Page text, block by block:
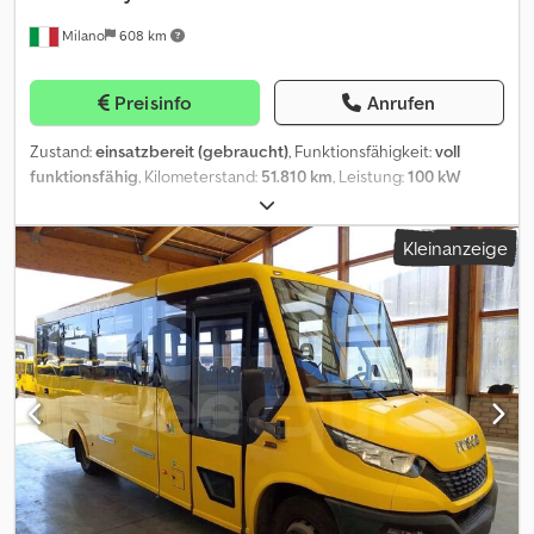
Milano 608 km
Preisinfo Anrufen
Zustand:einsatzbereit (gebraucht), Funktionsfähigkeit:voll
funktionsfähig , Kilometerstand: 51.810 km , Leistung:100 kW
07/2019
Sitzplätze:16, Getriebetyp:mechanisch, Achsen-Konfiguration:2
Achsen, Emissionsklasse:Euro6, Reifengröße: 195/75 R16C,
Gesamtlänge:6.050 mm, Gesamtbreite:2.020 mm, Gesamthöhe:
3.000 mm, Ausstattung:ABS, Behindertengerecht,
Traktionskontrolle, Schulbus - Iveco Daily Technische Daten: -
Erstzulassung: 2019 Dodpfx Asztl D Eshzjkr - km: 51.810 - Sitzplätze:
19 - Euro: Euro 6 - Kraftstoff: Erdgas - Getriebe: Schaltgetriebe -
Leistung: 100 kW (136 CV/HP) - Länge: 6.05 m - Achsen: 2 - Motor:
Iveco F1CFA401A*E Ausstattung: - ABS - ASR - Rollstuhlrampe -
Sicherheitsgurte Verkauft von Fleequid, dem europäischen
Marktplatz für gebrauchte Busse.
Kleinanzeige